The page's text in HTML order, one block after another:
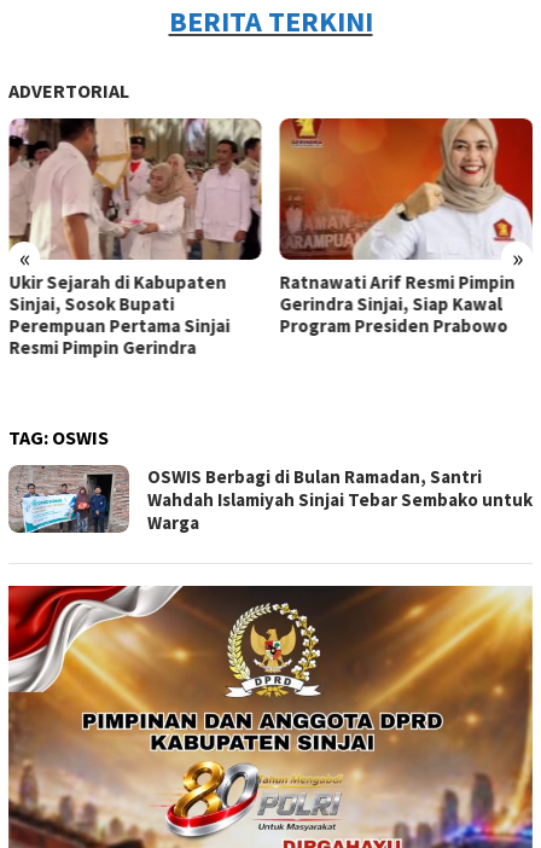
BERITA TERKINI
ADVERTORIAL
« »
Ukir Sejarah di Kabupaten
Sinjai, Sosok Bupati
Perempuan Pertama Sinjai
Resmi Pimpin Gerindra
Ratnawati Arif Resmi Pimpin
Gerindra Sinjai, Siap Kawal
Program Presiden Prabowo
TAG: OSWIS
OSWIS Berbagi di Bulan Ramadan, Santri
Wahdah Islamiyah Sinjai Tebar Sembako untuk
Warga